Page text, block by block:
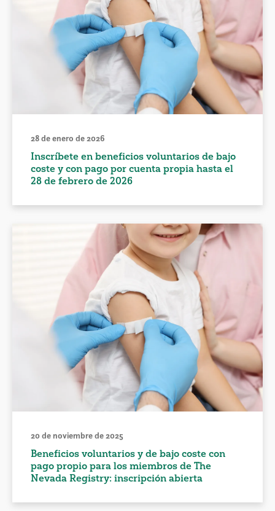
28 de enero de 2026
Inscríbete en beneficios voluntarios de bajo
coste y con pago por cuenta propia hasta el
28 de febrero de 2026
20 de noviembre de 2025
Beneficios voluntarios y de bajo coste con
pago propio para los miembros de The
Nevada Registry: inscripción abierta